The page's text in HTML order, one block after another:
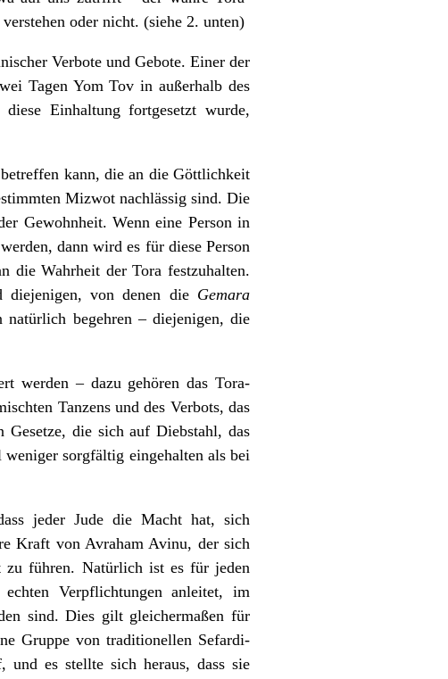
oder nicht. (siehe 2. unten)
Verbote und Gebote. Einer der
Tagen Yom Tov in außerhalb des
Einhaltung fortgesetzt wurde,
kann, die an die Göttlichkeit
Mizwot nachlässig sind. Die
Gewohnheit. Wenn eine Person in
dann wird es für diese Person
die Wahrheit der Tora festzuhalten.
von denen die Gemara
natürlich begehren – diejenigen, die
werden – dazu gehören das Tora-
Tanzens und des Verbots, das
Gesetze, die sich auf Diebstahl, das
weniger sorgfältig eingehalten als bei
jeder Jude die Macht hat, sich
Kraft von Avraham Avinu, der sich
zu führen. Natürlich ist es für jeden
Verpflichtungen anleitet, im
sind. Dies gilt gleichermaßen für
Gruppe von traditionellen Sefardi-
und es stellte sich heraus, dass sie